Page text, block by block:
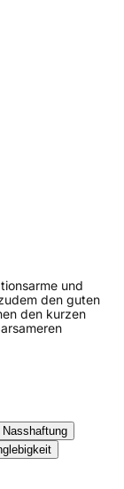
und
den guten
den kurzen
Nasshaftung